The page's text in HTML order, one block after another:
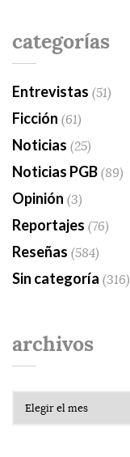
categorías
Entrevistas (51)
Ficción (61)
Noticias (25)
Noticias PGB(89)
Opinión (3)
Reportajes (76)
Reseñas (584)
Sin categoría (316)
archivos